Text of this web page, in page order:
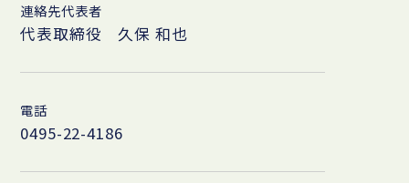
連絡先代表者
代表取締役 久保 和也
電話
0495-22-4186